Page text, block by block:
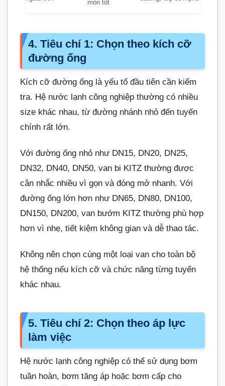
mòn tốt
4. Tiêu chí 1: Chọn theo kích cỡ
đường ống
Kích cỡ đường ống là yếu tố đầu tiên cần kiểm
tra. Hệ nước lạnh công nghiệp thường có nhiều
size khác nhau, từ đường nhánh nhỏ đến tuyến
chính rất lớn.
Với đường ống nhỏ như DN15, DN20, DN25,
DN32, DN40, DN50, van bi KITZ thường được
cân nhắc nhiều vì gọn và đóng mở nhanh. Với
đường ống lớn hơn như DN65, DN80, DN100,
DN150, DN200, van bướm KITZ thường phù hợp
hơn vì nhẹ, tiết kiệm không gian và dễ thao tác.
Không nên chọn cùng một loại van cho toàn bộ
hệ thống nếu kích cỡ và chức năng từng tuyến
khác nhau.
5. Tiêu chí 2: Chọn theo áp lực
làm việc
Hệ nước lạnh công nghiệp có thể sử dụng bơm
tuần hoàn, bơm tăng áp hoặc bơm cấp cho